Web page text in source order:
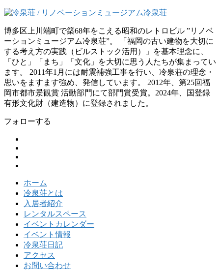
博多区上川端町で築68年をこえる昭和のレトロビル ”リノベ
ーションミュージアム冷泉荘”。 「福岡の古い建物を大切に
する考え方の実践（ビルストック活用）」を基本理念に、
「ひと」「まち」「文化」を大切に思う人たちが集まってい
ます。 2011年1月には耐震補強工事を行い、冷泉荘の理念・
思いをますます強め、発信しています。 2012年、第25回福
岡市都市景観賞 活動部門にて部門賞受賞。2024年、国登録
有形文化財（建造物）に登録されました。
フォローする
ホーム
冷泉荘とは
入居者紹介
レンタルスペース
イベントカレンダー
イベント情報
冷泉荘日記
アクセス
お問い合わせ